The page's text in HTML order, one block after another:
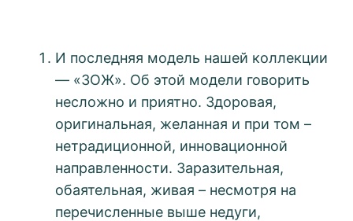
И последняя модель нашей коллекции
— «ЗОЖ». Об этой модели говорить
несложно и приятно. Здоровая,
оригинальная, желанная и при том –
нетрадиционной, инновационной
направленности. Заразительная,
обаятельная, живая – несмотря на
перечисленные выше недуги,